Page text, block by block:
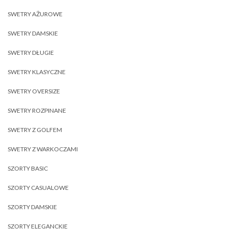
SWETRY AŻUROWE
SWETRY DAMSKIE
SWETRY DŁUGIE
SWETRY KLASYCZNE
SWETRY OVERSIZE
SWETRY ROZPINANE
SWETRY Z GOLFEM
SWETRY Z WARKOCZAMI
SZORTY BASIC
SZORTY CASUALOWE
SZORTY DAMSKIE
SZORTY ELEGANCKIE